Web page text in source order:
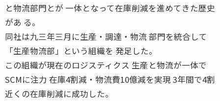
と物流部門とが 一体となって在庫削減を進めてきた歴史
があ る。
同社は九三年三月に生産・調達・物流 部門を統合して
「生産物流部」という組織を 発足した。
この組織が現在のロジスティクス 生産と物流が一体で
SCMに注力 在庫4割減・物流費10億減を実現 3年間で4割
近くの在庫削減に成功した。